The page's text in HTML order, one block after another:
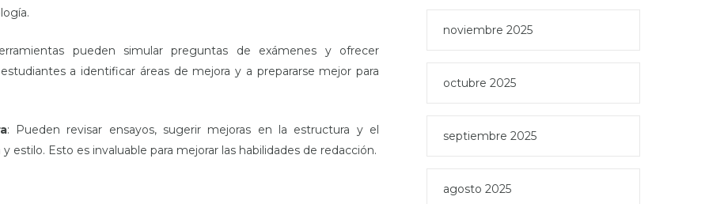
pueden simular preguntas de exámenes y ofrecer
a identificar áreas de mejora y a prepararse mejor para
: Pueden revisar ensayos, sugerir mejoras en la estructura y el
estilo. Esto es invaluable para mejorar las habilidades de redacción.
noviembre 2025
octubre 2025
septiembre 2025
agosto 2025